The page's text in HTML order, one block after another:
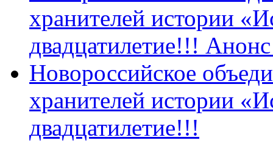
хранителей истории
двадцатилетие!!!
Новороссийское
хранителей истории
двадцатилетие!!!